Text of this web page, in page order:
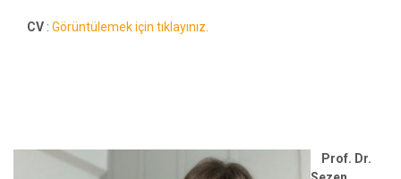
CV : Görüntülemek için tıklayınız.
Prof. Dr.